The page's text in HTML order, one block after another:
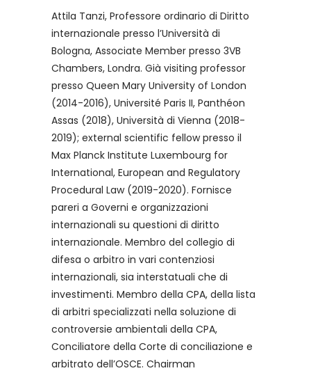
Attila Tanzi, Professore ordinario di Diritto
internazionale presso l’Università di
Bologna, Associate Member presso 3VB
Chambers, Londra. Già visiting professor
presso Queen Mary University of London
(2014-2016), Université Paris II, Panthéon
Assas (2018), Università di Vienna (2018-
2019); external scientific fellow presso il
Max Planck Institute Luxembourg for
International, European and Regulatory
Procedural Law (2019-2020). Fornisce
pareri a Governi e organizzazioni
internazionali su questioni di diritto
internazionale. Membro del collegio di
difesa o arbitro in vari contenziosi
internazionali, sia interstatuali che di
investimenti. Membro della CPA, della lista
di arbitri specializzati nella soluzione di
controversie ambientali della CPA,
Conciliatore della Corte di conciliazione e
arbitrato dell’OSCE. Chairman